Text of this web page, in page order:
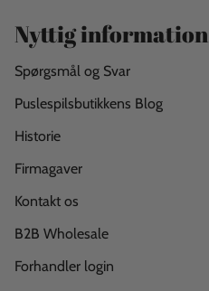
Nyttig information
Spørgsmål og Svar
Puslespilsbutikkens Blog
Historie
Firmagaver
Kontakt os
B2B Wholesale
Forhandler login